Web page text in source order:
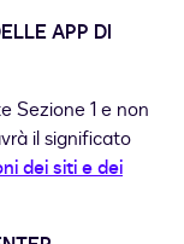
APP DI
Sezione 1 e non
il significato
dei siti e dei